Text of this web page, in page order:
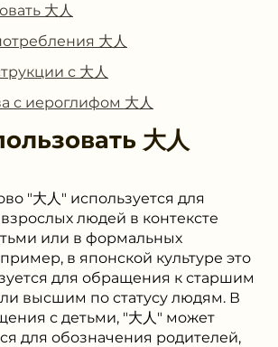
大人
大人
с 大人
с иероглифом 大人
大人
"大人" используется для
людей в контексте
или в формальных
в японской культуре это
для обращения к старшим
высшим по статусу людям. В
с детьми, "大人" может
для обозначения родителей,